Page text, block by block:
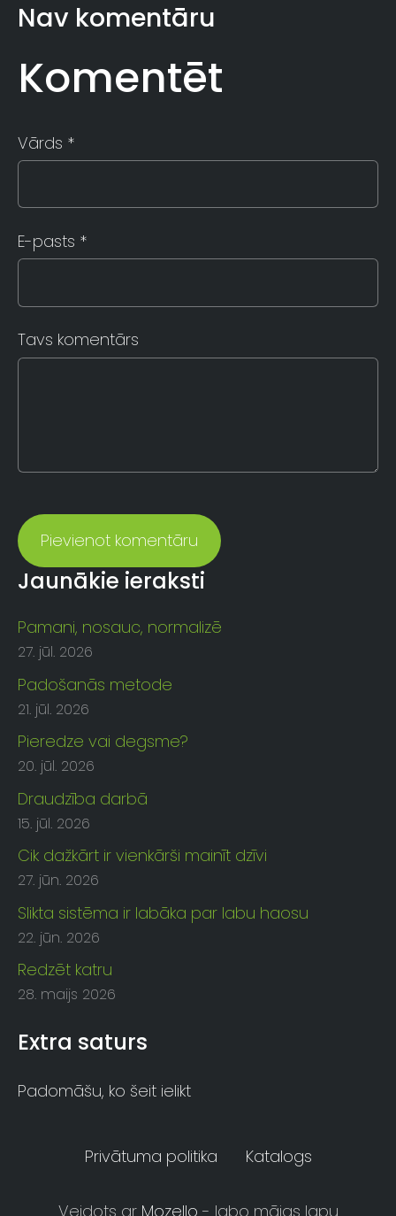
Jaunākie ieraksti
Pamani, nosauc, normalizē
27. jūl. 2026
Padošanās metode
21. jūl. 2026
Pieredze vai degsme?
20. jūl. 2026
Draudzība darbā
15. jūl. 2026
Cik dažkārt ir vienkārši mainīt dzīvi
27. jūn. 2026
Slikta sistēma ir labāka par labu haosu
22. jūn. 2026
Redzēt katru
28. maijs 2026
Extra saturs
Padomāšu, ko šeit ielikt
Nav komentāru
Komentēt
Vārds *
E-pasts *
Tavs komentārs
Privātuma politika Katalogs
Veidots ar Mozello - labo mājas lapu